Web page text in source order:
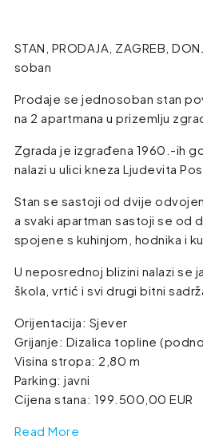
STAN, PRODAJA, ZAGREB,
soban
Prodaje se jednosoban stan
na 2 apartmana u prizemlju
Zgrada je izgrađena 1960.-ih
nalazi u ulici kneza Ljudevita
Stan se sastoji od dvije
a svaki apartman sastoji se od
spojene s kuhinjom, hodnika i
U neposrednoj blizini nalazi se
škola, vrtić i svi drugi bitni
Orijentacija: Sjever
Grijanje: Dizalica topline
Visina stropa: 2,80 m
Parking: javni
Cijena stana: 199.500,00 EUR
Read More